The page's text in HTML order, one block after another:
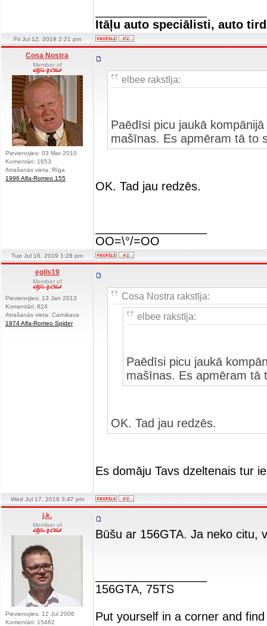
Itāļu auto speciālisti, auto
Fri Jul 12, 2019 2:21 pm
Cosa Nostra
Member of
Pievienojies: 03 Mar 2010
Komentāri: 1653
Atrašanās vieta: Rīga
1996 Alfa-Romeo 155
elbee rakstīja:
Paēdīsi picu jaukā
mašīnas. Es apmēram tā to
OK. Tad jau redzēs.
OO=\°/=OO
Tue Jul 16, 2019 1:28 pm
egils19
Member of
Pievienojies: 13 Jan 2013
Komentāri: 824
Atrašanās vieta: Carnikava
1974 Alfa-Romeo Spider
Cosa Nostra rakstīja:
elbee rakstīja:
Paēdīsi picu jaukā
mašīnas. Es apmēram tā
OK. Tad jau redzēs.
Es domāju Tavs dzeltenais tur
Wed Jul 17, 2019 3:47 pm
j.k.
Member of
Pievienojies: 12 Jul 2006
Komentāri: 15462
Būšu ar 156GTA. Ja neko citu,
156GTA, 75TS
Put yourself in a corner and